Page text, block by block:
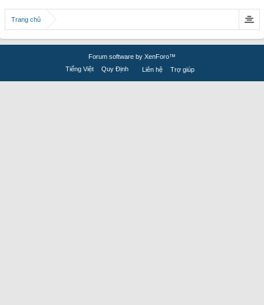
Trang chủ
Forum software by XenForo™
Tiếng Việt
Quy Định Liên hệ Trợ giúp